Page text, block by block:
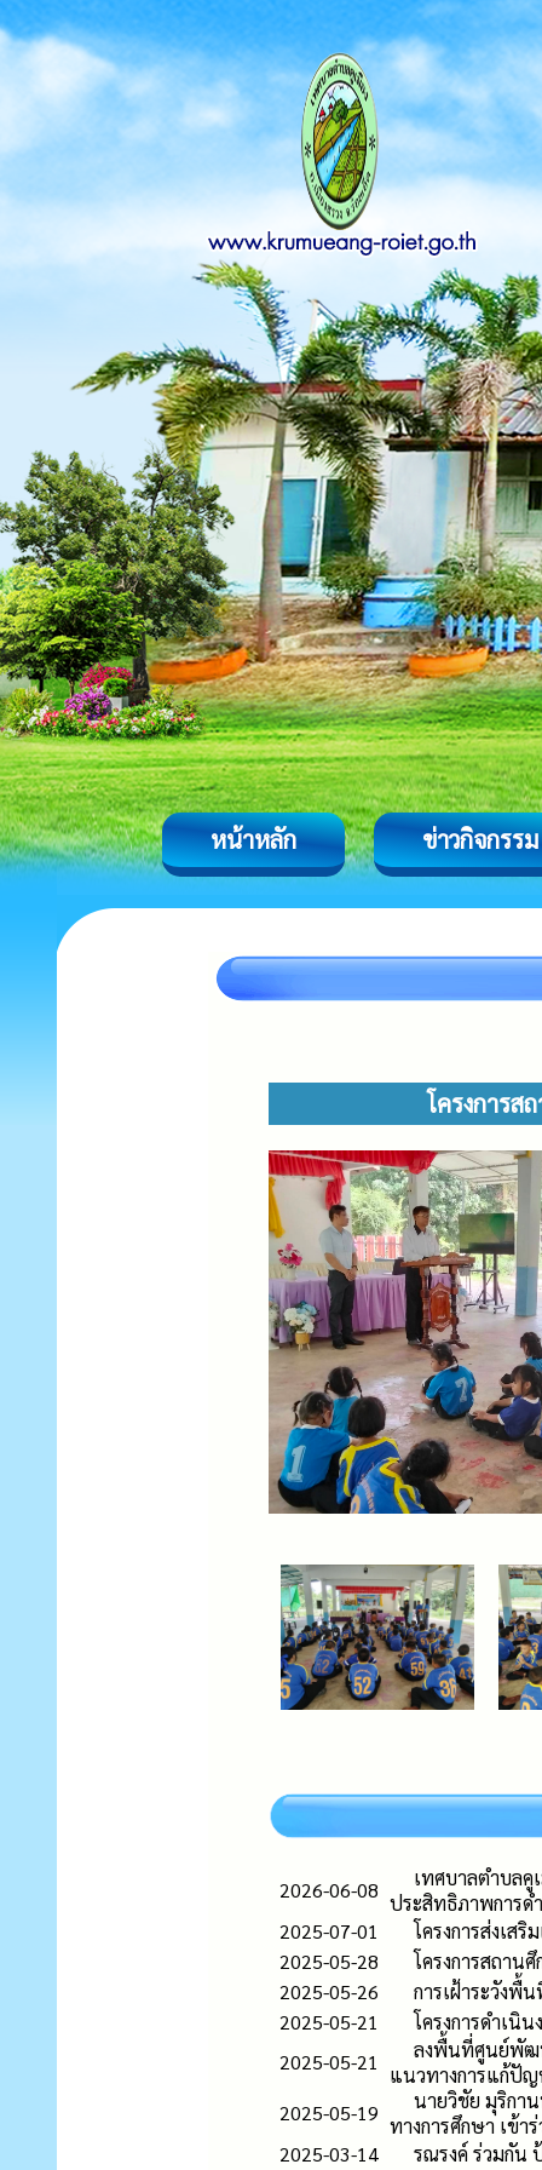
หน้าหลัก ข่าวกิจกรรม
โครงการส
2026-06-08
เทศบาลตำบลคู
ประสิทธิภาพการด
2025-07-01
โครงการส่งเส
2025-05-28
โครงการสถาน
2025-05-26
การเฝ้าระวังพื้
2025-05-21
โครงการดำเนิ
2025-05-21
ลงพื้นที่ศูนย์พัฒ
แนวทางการแก้ปัญ
2025-05-19
นายวิชัย มุริกา
ทางการศึกษา เข้า
2025-03-14
รณรงค์ ร่วมกัน